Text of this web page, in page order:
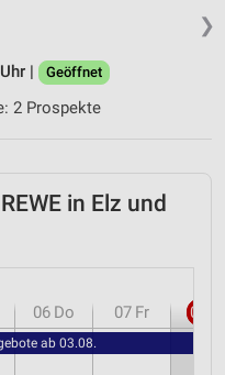
❯
|
Geöffnet
2 Prospekte
in Elz und
06 Do 07 Fr 08
ab 03.08.